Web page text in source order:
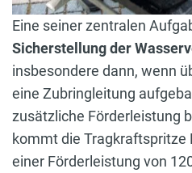
Eine seiner zentralen
Sicherstellung der
insbesondere dann, wenn
eine Zubringleitung
zusätzliche Förderleistung
kommt die Tragkraftspritze
einer Förderleistung von